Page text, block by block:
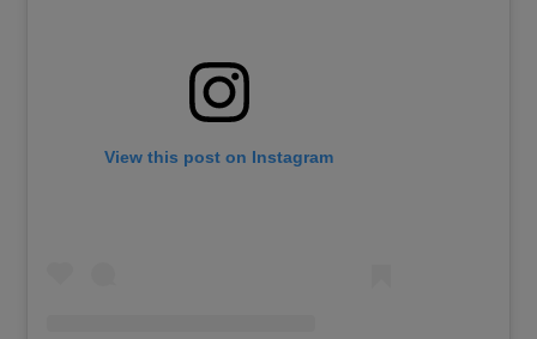
View this post on Instagram